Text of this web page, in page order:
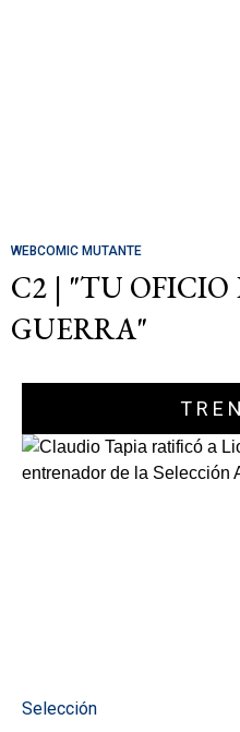
WEBCOMIC MUTANTE
C2 | "TU OFICIO
GUERRA"
Selección